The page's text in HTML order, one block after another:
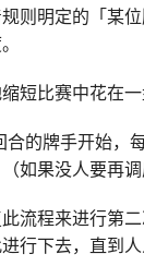
则明定的「某
短比赛中花在一
的牌手开始，
如果没人要再调
流程来进行第
行下去，直到